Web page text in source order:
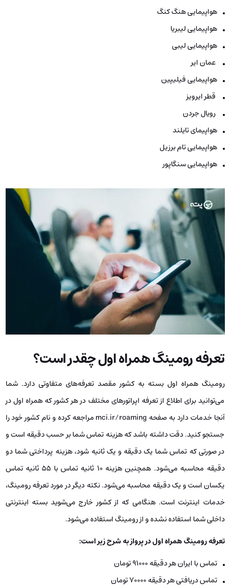
هواپیمایی هنگ کنگ
هواپیمایی لیبریا
هواپیمایی لیبی
عمان ایر
هواپیمایی فیلیپین
قطر ایرویز
رویال جردن
هواپیمای تایلند
هواپیمایی تام برزیل
هواپیمایی سنگاپور
تعرفه رومینگ همراه اول چقدر است؟
رومینگ همراه اول بسته به کشور مقصد تعرفه‌های متفاوتی دارد. شما
می‌توانید برای اطلاع از تعرفه اپراتورهای مختلف در هر کشور که همراه اول در
آنجا خدمات دارد به صفحه mci.ir/roaming مراجعه کرده و نام کشور خود را
جستجو کنید. دقت داشته باشد که هزینه تماس شما بر حسب دقیقه است و
در صورتی که تماس شما یک دقیقه و یک ثانیه شود، هزینه پرداختی شما دو
دقیقه محاسبه می‌شود. همچنین هزینه ۱۰ ثانیه تماس با ۵۵ ثانیه تماس
یکسان است و یک دقیقه محاسبه می‌شود. نکته دیگر در مورد تعرفه رومینگ،
خدمات اینترنت است. هنگامی که از کشور خارج می‌شوید بسته اینترنتی
داخلی شما استفاده نشده و از رومینگ استفاده می‌شود.
تعرفه رومینگ همراه اول در پرواز به شرح زیر است:
تماس با ایران هر دقیقه ۹۱۰۰۰ تومان
تماس دریافتی هر دقیقه ۷۰۰۰۰ تومان